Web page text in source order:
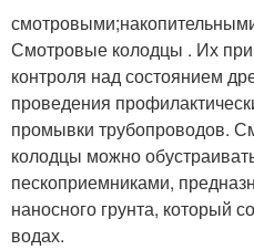
Смотровые колодцы . Их
контроля над состоянием
проведения
промывки трубопроводов.
колодцы можно
пескоприемниками,
наносного грунта, который
водах.